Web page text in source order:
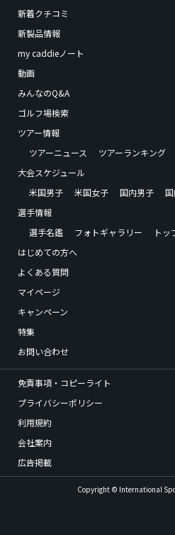
新着クチコミ
新製品情報
my caddieノート
動画
みんなのQ&A
ゴルフ場検索
ツアー情報
ツアーニュース
ツアーランキング
大会スケジュール
米国男子
米国女子 国内男子
選手情報
選手名鑑
フォトギャラリー
トッ
はじめての方へ
よくある質問
マイページ
キャンペーン
特集
お問い合わせ
免責事項・コピーライト
プライバシーポリシー
利用規約
会社案内
広告掲載
Copyright © International